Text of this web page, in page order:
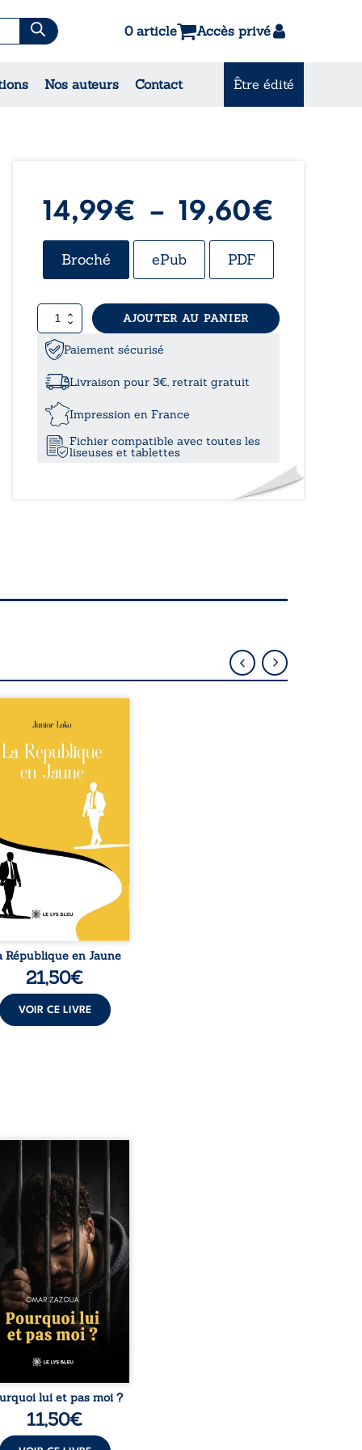
0 article Accès privé
Nos auteurs Contact Être édité
& Contes
14,99€ – 19,60€
de
Broché ePub PDF
quantité
de
Le
Tribut
des
AJOUTER AU PANIER
Paiement sécurisé
Livraison pour 3€, retrait gratuit
Impression en France
Fichier compatible avec toutes les
liseuses et tablettes
la naissance de
de races différentes
l’ordre établi :
est Noir et Junior est
bien que nés d’un
de Noirs. Très vite,
attire les médias
et transforme
blanc en une figure
sacrée, investie,
certains, d’une mission
Cependant, sous
couvert de ...
République en Jaune
21,50€
VOIR CE LIVRE
lui et pas moi ?
le parcours de l’auteur
par les mauvais choix,
et l’épreuve de
Mais il dévoile
les espoirs qui lui
de ne pas renoncer.
d’une histoire
ce témoignage
le destin, la
la résilience et
de se
malgré les
obstacles. Un ouvrage ...
lui et pas moi ?
11,50€